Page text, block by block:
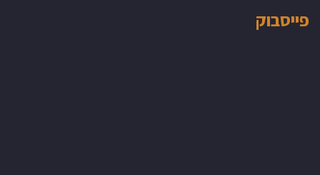
פייסבוק